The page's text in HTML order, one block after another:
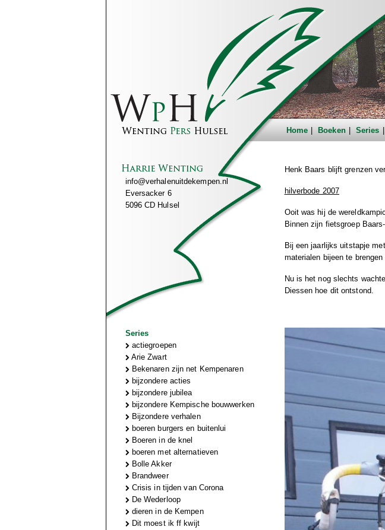
Home Boeken Series
info@verhalenuitdekempen.nl
Eversacker 6
5096 CD Hulsel
Series
actiegroepen
Arie Zwart
Bekenaren zijn net Kempenaren
bijzondere acties
bijzondere jubilea
bijzondere Kempische bouwwerken
Bijzondere verhalen
boeren burgers en buitenlui
Boeren in de knel
boeren met alternatieven
Bolle Akker
Brandweer
Crisis in tijden van Corona
De Wederloop
dieren in de Kempen
Dit moest ik ff kwijt
Henk Baars blijft grenzen
hilverbode 2007
Ooit was hij de
Binnen zijn fietsgroep
Bij een jaarlijks uitstapje
materialen bijeen te
Nu is het nog slechts
Diessen hoe dit ontstond.